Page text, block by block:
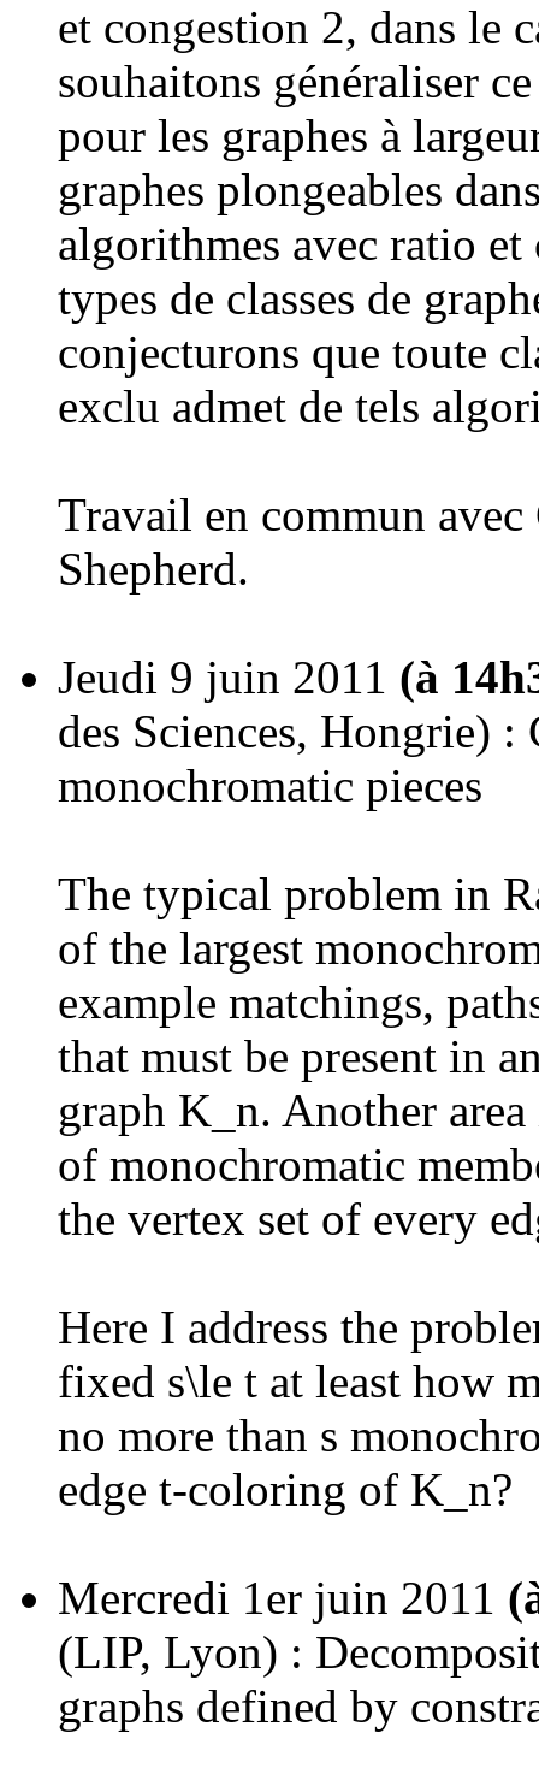
et congestion 2, dans le
souhaitons généraliser
pour les graphes à
graphes plongeables
algorithmes avec ratio et
types de classes de
conjecturons que toute
exclu admet de tels
Travail en commun
Shepherd.
Jeudi 9 juin 2011 (à
des Sciences, Hongrie)
monochromatic pieces
The typical problem in
of the largest
example matchings,
that must be present in
graph K_n. Another
of monochromatic
the vertex set of every
Here I address the
fixed s\le t at least how
no more than s
edge t-coloring of K_n?
Mercredi 1er juin 2011
(LIP, Lyon) :
graphs defined by